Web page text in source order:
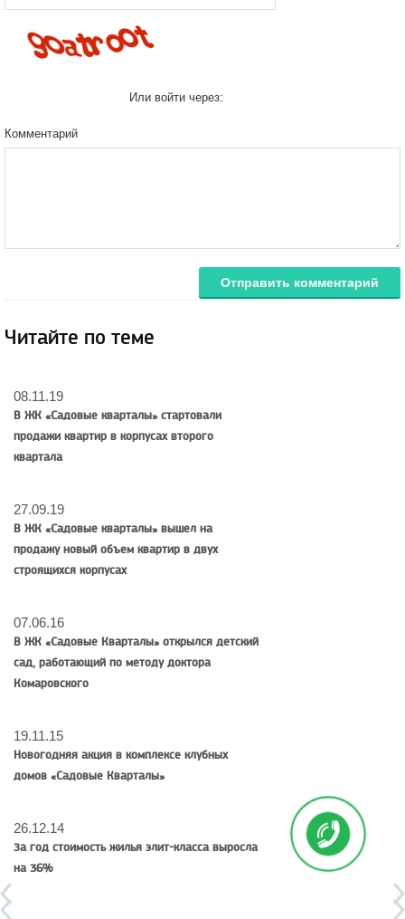
Или войти через:
Комментарий
Отправить комментарий
Читайте по теме
08.11.19
В ЖК «Садовые кварталы» стартовали
продажи квартир в корпусах второго
квартала
27.09.19
В ЖК «Садовые кварталы» вышел на
продажу новый объем квартир в двух
строящихся корпусах
07.06.16
В ЖК «Садовые Кварталы» открылся детский
сад, работающий по методу доктора
Комаровского
19.11.15
Новогодняя акция в комплексе клубных
домов «Садовые Кварталы»
26.12.14
За год стоимость жилья элит-класса выросла
на 36%